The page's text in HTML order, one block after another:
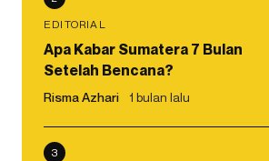
EDITORIAL
Apa Kabar Sumatera 7 Bulan
Setelah Bencana?
Risma Azhari 1 bulan lalu
3